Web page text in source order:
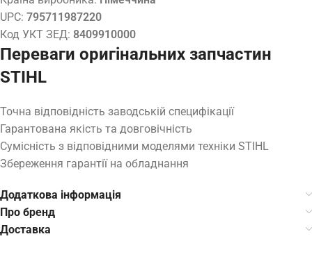
UPC: 795711987220
Код УКТ ЗЕД: 8409910000
Переваги оригінальних запчастин
STIHL
Точна відповідність заводській специфікації
Гарантована якість та довговічність
Сумісність з відповідними моделями техніки STIHL
Збереження гарантії на обладнання
Додаткова інформація
Про бренд
Доставка